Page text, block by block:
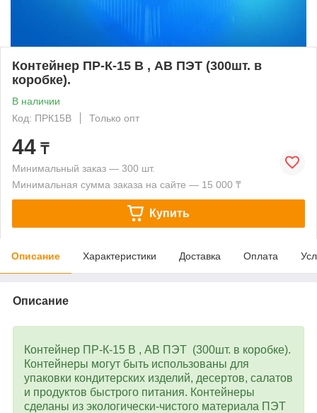
Контейнер ПР-К-15 В , АВ ПЭТ (300шт. в
коробке).
В наличии
Код: ПРК15В
Только опт
44 ₸
Минимальный заказ — 300 шт.
Минимальная сумма заказа на сайте — 15 000 ₸
Купить
Описание Характеристики Доставка Оплата
Описание
Контейнер ПР-К-15 В , АВ ПЭТ (300шт. в коробке).
Контейнеры могут быть использованы для
упаковки кондитерских изделий, десертов, салатов
и продуктов быстрого питания. Контейнеры
сделаны из экологически-чистого материала ПЭТ